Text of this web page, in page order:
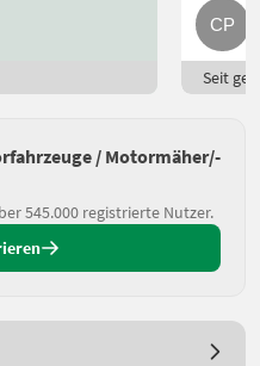
Seit
/ Motormäher/-
545.000 registrierte Nutzer.